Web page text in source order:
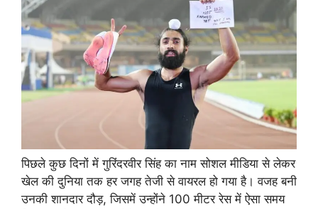
पिछले कुछ दिनों में गुरिंदरवीर सिंह का नाम सोशल मीडिया से लेकर
खेल की दुनिया तक हर जगह तेजी से वायरल हो गया है। वजह बनी
उनकी शानदार दौड़, जिसमें उन्होंने 100 मीटर रेस में ऐसा समय